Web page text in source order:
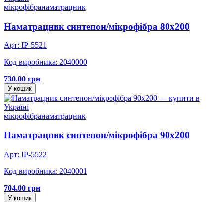
мікрофібранаматрацник
Наматрацник синтепон/мікрофібра 80х200
Арт: IP-5521
Код виробника: 2040000
730.00 грн
У кошик
мікрофібранаматрацник
Наматрацник синтепон/мікрофібра 90х200
Арт: IP-5522
Код виробника: 2040001
704.00 грн
У кошик